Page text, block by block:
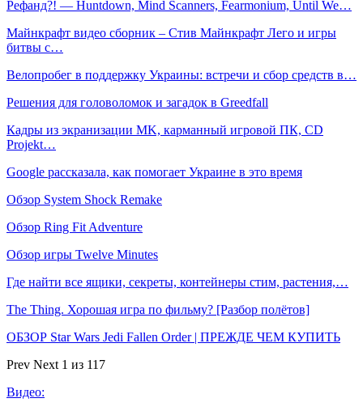
Рефанд?! — Huntdown, Mind Scanners, Fearmonium, Until We…
Майнкрафт видео сборник – Стив Майнкрафт Лего и игры
битвы с…
Велопробег в поддержку Украины: встречи и сбор средств в…
Решения для головоломок и загадок в Greedfall
Кадры из экранизации MK, карманный игровой ПК, CD
Projekt…
Google рассказала, как помогает Украине в это время
Обзор System Shock Remake
Обзор Ring Fit Adventure
Обзор игры Twelve Minutes
Где найти все ящики, секреты, контейнеры стим, растения,…
The Thing. Хорошая игра по фильму? [Разбор полётов]
ОБЗОР Star Wars Jedi Fallen Order | ПРЕЖДЕ ЧЕМ КУПИТЬ
Prev Next 1 из 117
Видео: